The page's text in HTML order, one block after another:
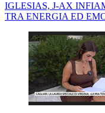
IGLESIAS, J-AX
TRA ENERGIA ED